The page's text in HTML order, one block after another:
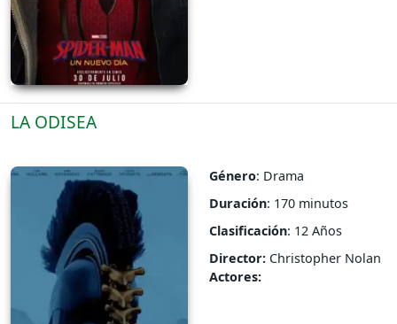
LA ODISEA
Género: Drama
Duración: 170 minutos
Clasificación: 12 Años
Director: Christopher Nolan
Actores: